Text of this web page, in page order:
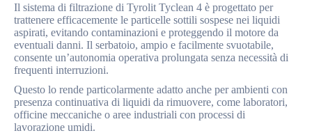
Il sistema di filtrazione di Tyrolit Tyclean 4 è progettato per
trattenere efficacemente le particelle sottili sospese nei liquidi
aspirati, evitando contaminazioni e proteggendo il motore da
eventuali danni. Il serbatoio, ampio e facilmente svuotabile,
consente un’autonomia operativa prolungata senza necessità di
frequenti interruzioni.
Questo lo rende particolarmente adatto anche per ambienti con
presenza continuativa di liquidi da rimuovere, come laboratori,
officine meccaniche o aree industriali con processi di
lavorazione umidi.